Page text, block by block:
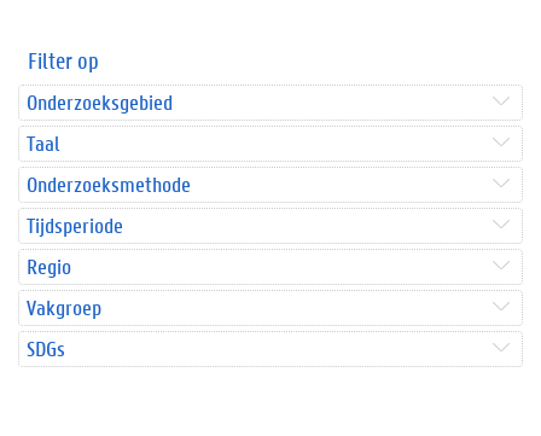
Filter op
Onderzoeksgebied
Taal
Onderzoeksmethode
Tijdsperiode
Regio
Vakgroep
SDGs